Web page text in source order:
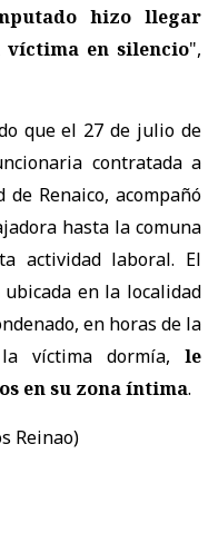
hizo llegar
en silencio",
que el 27 de julio de
contratada a
Renaico, acompañó
hasta la comuna
actividad laboral. El
en la localidad
en horas de la
víctima dormía, le
en su zona íntima.
Reinao)